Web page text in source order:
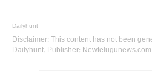
Dailyhunt
Disclaimer: This content has not been
Dailyhunt. Publisher: Newtelugunews.com